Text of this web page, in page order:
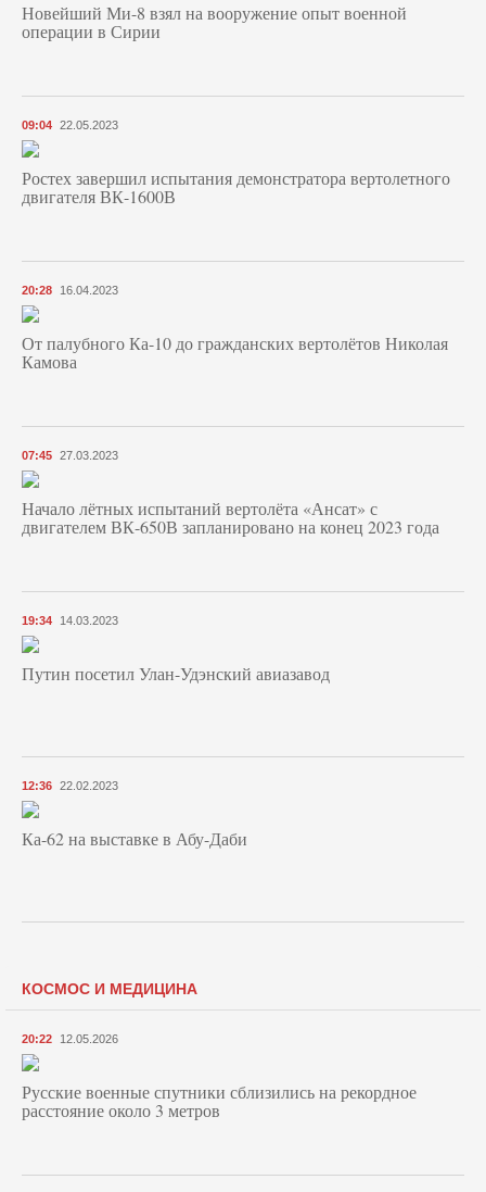
Новейший Ми-8 взял на вооружение опыт военной
операции в Сирии
09:04 22.05.2023
Ростех завершил испытания демонстратора вертолетного
двигателя ВК-1600В
20:28 16.04.2023
От палубного Ка-10 до гражданских вертолётов Николая
Камова
07:45 27.03.2023
Начало лётных испытаний вертолёта «Ансат» с
двигателем ВК-650В запланировано на конец 2023 года
19:34 14.03.2023
Путин посетил Улан-Удэнский авиазавод
12:36 22.02.2023
Ка-62 на выставке в Абу-Даби
КОСМОС И МЕДИЦИНА
20:22 12.05.2026
Русские военные спутники сблизились на рекордное
расстояние около 3 метров